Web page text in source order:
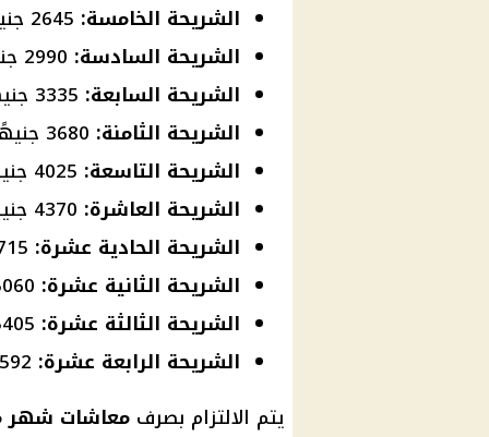
الشريحة الخامسة:
الشريحة السادسة:
الشريحة السابعة:
الشريحة الثامنة:
الشريحة التاسعة:
الشريحة العاشرة:
الشريحة الحادية عشرة:
الشريحة الثانية عشرة:
الشريحة الثالثة عشرة:
الشريحة الرابعة عشرة:
يتم الالتزام بصرف معاشات شهر